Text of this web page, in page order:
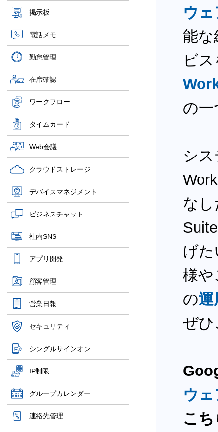
掲示板
電話メモ
勤怠管理
在席確認
ワークフロー
タイムカード
Web会議
クラウドストレージ
デバイスマネジメント
ビジネスチャット
社内SNS
アプリ開発
顧客管理
営業日報
セキュリティ
シングルサインオン
IP制限
グループカレンダー
連絡先管理
ウェ
能な
ビ
の一
シ
なし
げ
様や
の運
ぜひ
ウェ
こ